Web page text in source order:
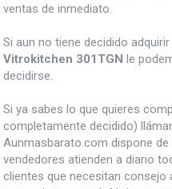
ventas de inmediato.
Si aun no tiene decidido
Vitrokitchen 301TGN le
decidirse.
Si ya sabes lo que quieres
completamente decidido)
Aunmasbarato.com dispone
vendedores atienden a diario
clientes que necesitan consejo